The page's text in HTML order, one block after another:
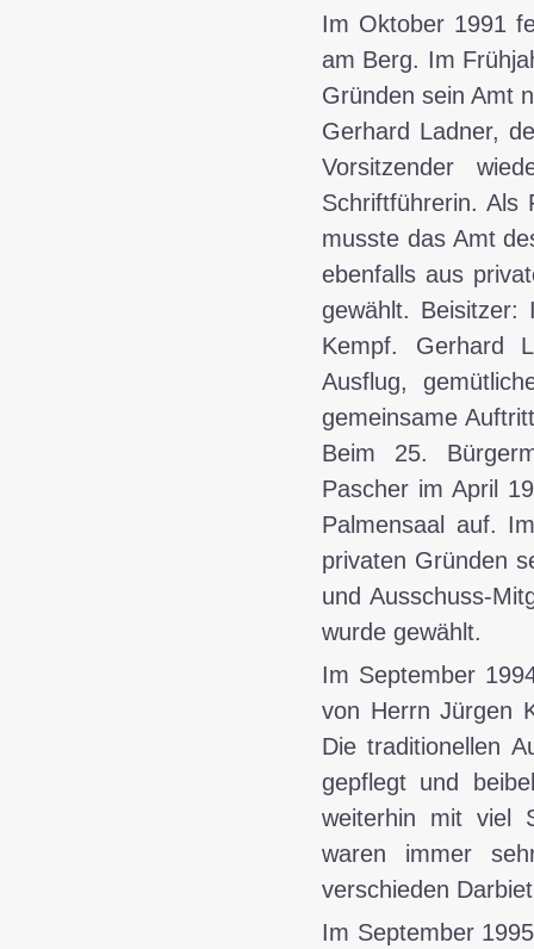
Im Oktober 1991
am Berg. Im
Gründen sein Amt
Gerhard Ladner,
Vorsitzender
Schriftführerin. Als
musste das Amt
ebenfalls aus
gewählt. Beisitzer:
Kempf. Gerhard
Ausflug,
gemeinsame
Beim 25.
Pascher im April
Palmensaal auf.
privaten Gründen
und Ausschuss-
wurde gewählt.
Im September
von Herrn Jürgen
Die traditionellen
gepflegt und
weiterhin mit viel
waren immer
verschieden
Im September 1995